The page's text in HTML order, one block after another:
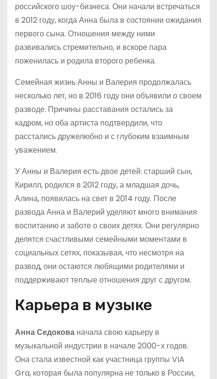
российского шоу-бизнеса. Они начали встречаться
в 2012 году, когда Анна была в состоянии ожидания
первого сына. Отношения между ними
развивались стремительно, и вскоре пара
поженилась и родила второго ребенка.
Семейная жизнь Анны и Валерия продолжалась
несколько лет, но в 2016 году они объявили о своем
разводе. Причины расставания остались за
кадром, но оба артиста подтвердили, что
расстались дружелюбно и с глубоким взаимным
уважением.
У Анны и Валерия есть двое детей: старший сын,
Кирилл, родился в 2012 году, а младшая дочь,
Алина, появилась на свет в 2014 году. После
развода Анна и Валерий уделяют много внимания
воспитанию и заботе о своих детях. Они регулярно
делятся счастливыми семейными моментами в
социальных сетях, показывая, что несмотря на
развод, они остаются любящими родителями и
поддерживают теплые отношения друг с другом.
Карьера в музыке
Анна Седокова начала свою карьеру в
музыкальной индустрии в начале 2000-х годов.
Она стала известной как участница группы VIA
Gra, которая была популярна не только в России,